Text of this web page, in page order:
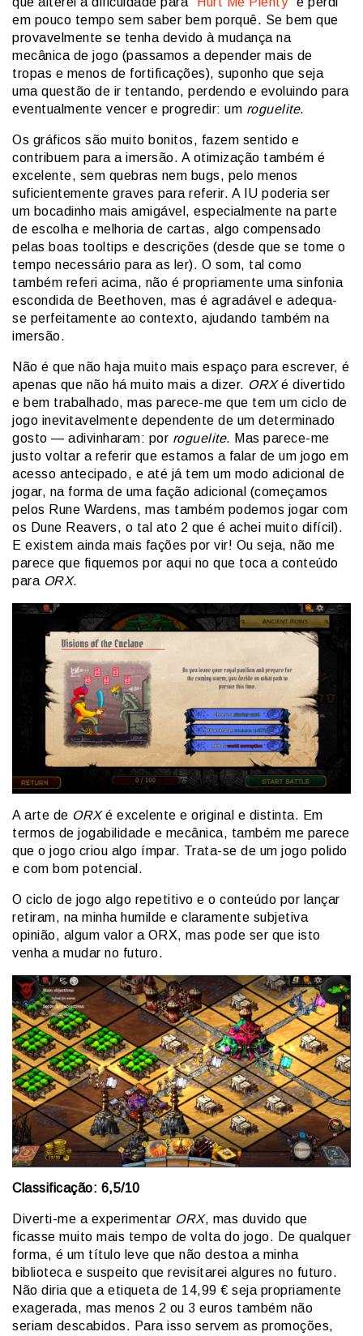
em pouco tempo sem saber bem porquê. Se bem que
provavelmente se tenha devido à mudança na
mecânica de jogo (passamos a depender mais de
tropas e menos de fortificações), suponho que seja
uma questão de ir tentando, perdendo e evoluindo para
eventualmente vencer e progredir: um roguelite.
Os gráficos são muito bonitos, fazem sentido e
contribuem para a imersão. A otimização também é
excelente, sem quebras nem bugs, pelo menos
suficientemente graves para referir. A IU poderia ser
um bocadinho mais amigável, especialmente na parte
de escolha e melhoria de cartas, algo compensado
pelas boas tooltips e descrições (desde que se tome o
tempo necessário para as ler). O som, tal como
também referi acima, não é propriamente uma sinfonia
escondida de Beethoven, mas é agradável e adequa-
se perfeitamente ao contexto, ajudando também na
imersão.
Não é que não haja muito mais espaço para escrever, é
apenas que não há muito mais a dizer. ORXé divertido
e bem trabalhado, mas parece-me que tem um ciclo de
jogo inevitavelmente dependente de um determinado
gosto — adivinharam: por roguelite. Mas parece-me
justo voltar a referir que estamos a falar de um jogo em
acesso antecipado, e até já tem um modo adicional de
jogar, na forma de uma fação adicional (começamos
pelos Rune Wardens, mas também podemos jogar com
os Dune Reavers, o tal ato 2 que é achei muito difícil).
E existem ainda mais fações por vir! Ou seja, não me
parece que fiquemos por aqui no que toca a conteúdo
para ORX.
A arte de ORXé excelente e original e distinta. Em
termos de jogabilidade e mecânica, também me parece
que o jogo criou algo ímpar. Trata-se de um jogo polido
e com bom potencial.
O ciclo de jogo algo repetitivo e o conteúdo por lançar
retiram, na minha humilde e claramente subjetiva
opinião, algum valor a ORX, mas pode ser que isto
venha a mudar no futuro.
Classificação: 6,5/10
Diverti-me a experimentar ORX, mas duvido que
ficasse muito mais tempo de volta do jogo. De qualquer
forma, é um título leve que não destoa a minha
biblioteca e suspeito que revisitarei algures no futuro.
Não diria que a etiqueta de 14,99 € seja propriamente
exagerada, mas menos 2 ou 3 euros também não
seriam descabidos. Para isso servem as promoções,